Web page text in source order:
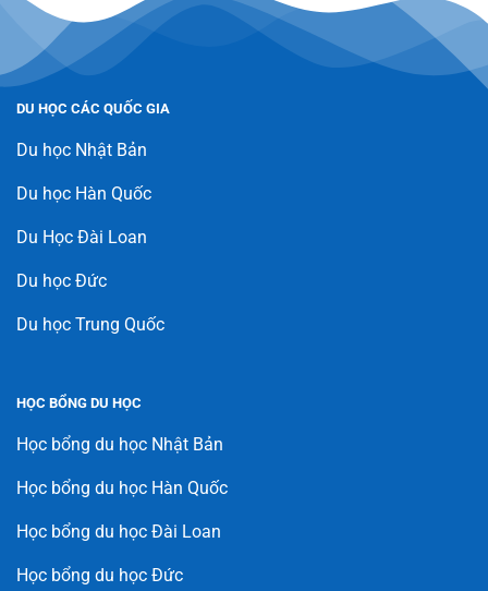
DU HỌC CÁC QUỐC GIA
Du học Nhật Bản
Du học Hàn Quốc
Du Học Đài Loan
Du học Đức
Du học Trung Quốc
HỌC BỔNG DU HỌC
Học bổng du học Nhật Bản
Học bổng du học Hàn Quốc
Học bổng du học Đài Loan
Học bổng du học Đức